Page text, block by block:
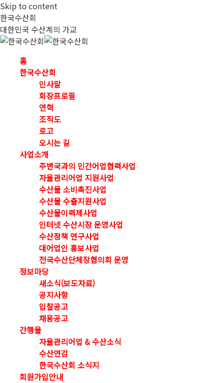
Skip to content
한국수산회
대한민국 수산계의 가교
홈
한국수산회
인사말
회장프로필
연혁
조직도
로고
오시는 길
사업소개
주변국과의 민간어업협력사업
자율관리어업 지원사업
수산물 소비촉진사업
수산물 수출지원사업
수산물이력제사업
인터넷 수산시장 운영사업
수산정책 연구사업
대어업인 홍보사업
전국수산단체장협의회 운영
정보마당
새소식(보도자료)
공지사항
입찰공고
채용공고
간행물
자율관리어업 & 수산소식
수산연감
한국수산회 소식지
회원가입안내